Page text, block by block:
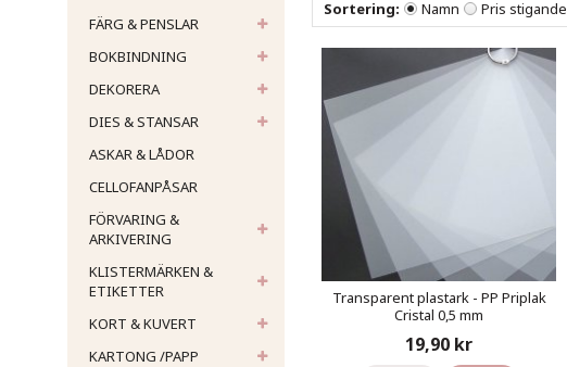
FÄRG & PENSLAR
BOKBINDNING
DEKORERA
DIES & STANSAR
ASKAR & LÅDOR
CELLOFANPÅSAR
FÖRVARING &
ARKIVERING
KLISTERMÄRKEN &
ETIKETTER
KORT & KUVERT
KARTONG /PAPP
Sortering: Namn Pris stigande
Transparent plastark - PP Priplak
Cristal 0,5 mm
19,90 kr